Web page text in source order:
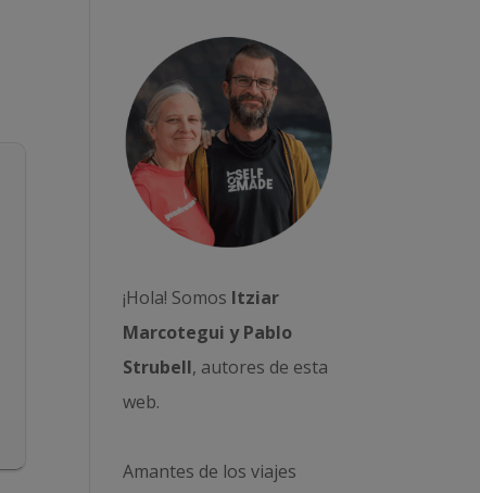
¡Hola! Somos Itziar
Marcotegui y Pablo
Strubell, autores de esta
web.
Amantes de los viajes